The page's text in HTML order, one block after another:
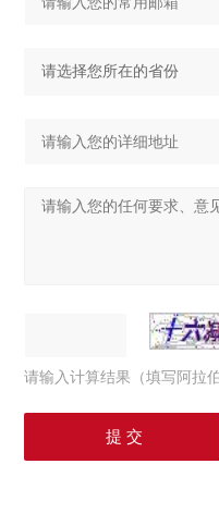
请输入计算结果（填写阿拉